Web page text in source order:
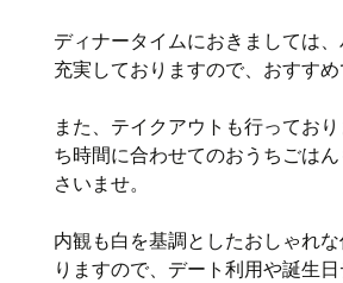
ディナータイムにおきましては
充実しておりますので、おすすめ
また、テイクアウトも行ってお
ち時間に合わせてのおうちごは
さいませ。
内観も白を基調としたおしゃれ
りますので、デート利用や誕生